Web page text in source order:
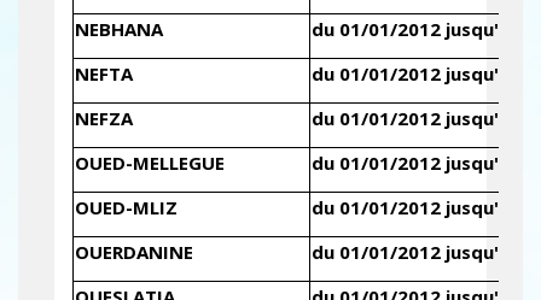
NEBHANA
du 01/01/2012 jusqu'au
NEFTA
du 01/01/2012 jusqu'au
NEFZA
du 01/01/2012 jusqu'au
OUED-MELLEGUE
du 01/01/2012 jusqu'au
OUED-MLIZ
du 01/01/2012 jusqu'au
OUERDANINE
du 01/01/2012 jusqu'au